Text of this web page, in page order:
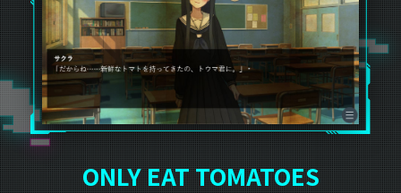
ONLY EAT TOMATOES